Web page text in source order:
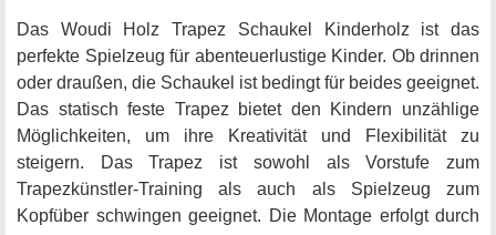
Das Woudi Holz Trapez Schaukel Kinderholz ist das
perfekte Spielzeug für abenteuerlustige Kinder. Ob drinnen
oder draußen, die Schaukel ist bedingt für beides geeignet.
Das statisch feste Trapez bietet den Kindern unzählige
Möglichkeiten, um ihre Kreativität und Flexibilität zu
steigern. Das Trapez ist sowohl als Vorstufe zum
Trapezkünstler-Training als auch als Spielzeug zum
Kopfüber schwingen geeignet. Die Montage erfolgt durch